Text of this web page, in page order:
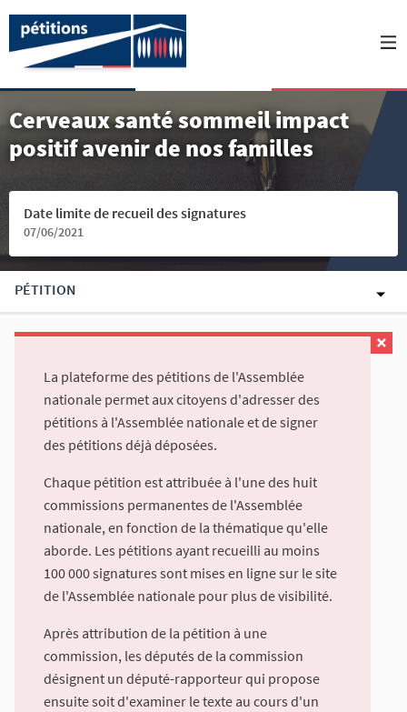
Cerveaux santé sommeil impact
positif avenir de nos familles
Date limite de recueil des signatures
07/06/2021
PÉTITION
La plateforme des pétitions de l'Assemblée
nationale permet aux citoyens d'adresser des
pétitions à l'Assemblée nationale et de signer
des pétitions déjà déposées.
Chaque pétition est attribuée à l'une des huit
commissions permanentes de l'Assemblée
nationale, en fonction de la thématique qu'elle
aborde. Les pétitions ayant recueilli au moins
100 000 signatures sont mises en ligne sur le site
de l'Assemblée nationale pour plus de visibilité.
Après attribution de la pétition à une
commission, les députés de la commission
désignent un député-rapporteur qui propose
ensuite soit d'examiner le texte au cours d'un